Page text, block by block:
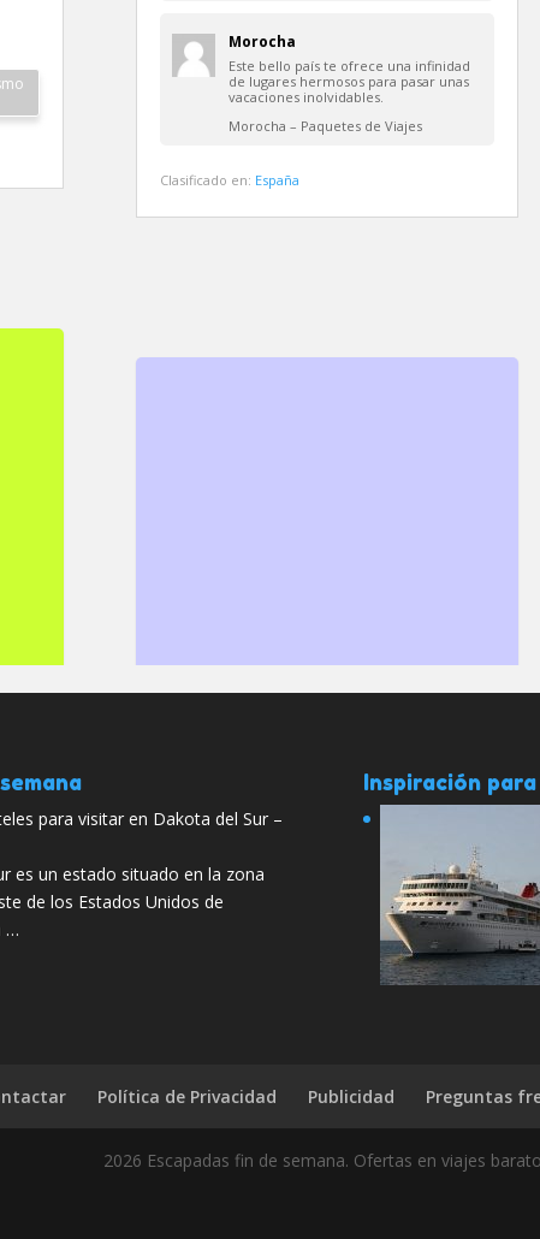
Morocha
Este bello país te ofrece una infinidad
de lugares hermosos para pasar unas
vacaciones inolvidables.
Morocha – Paquetes de Viajes
Clasificado en: España
para visitar en Dakota del Sur –
es un estado situado en la zona
de los Estados Unidos de
…
Inspiración
Política de Privacidad Publicidad Preguntas
2026 Escapadas fin de semana. Ofertas en viajes